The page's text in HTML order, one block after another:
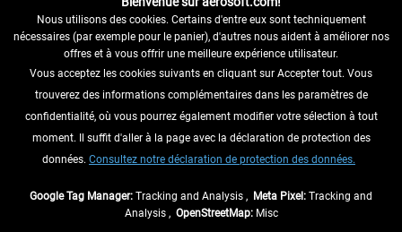
RENONCER AU CONTRAT ICI
INFORMATIONS
NE MANQUEZ PAS LES DERNIÈRES
Nous utilisons des cookies. Certains d'entre eux sont techniquement
nécessaires (par exemple pour le panier), d'autres nous aident à améliorer nos
offres et à vous offrir une meilleure expérience utilisateur.
Vous acceptez les cookies suivants en cliquant sur Accepter tout. Vous
trouverez des informations complémentaires dans les paramètres de
confidentialité, où vous pourrez également modifier votre sélection à tout
moment. Il suffit d'aller à la page avec la déclaration de protection des
données. Consultez notre déclaration de protection des données.
Google Tag Manager: Tracking and Analysis , Meta Pixel: Tracking and
Analysis , OpenStreetMap:Misc